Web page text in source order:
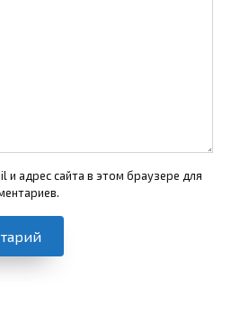
и адрес сайта в этом браузере для